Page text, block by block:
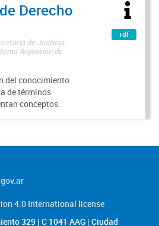
Derecho
de Justicia.
Argentino de
del conocimiento
de términos
conceptos.
rdf
4.0 International license
329 | C 1041 AAG | Ciudad